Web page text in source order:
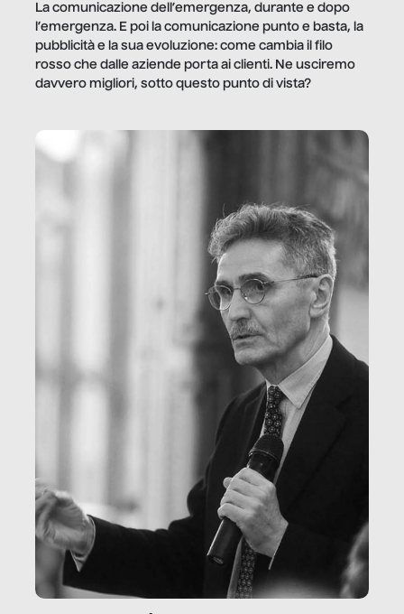
La comunicazione dell’emergenza, durante e dopo
l’emergenza. E poi la comunicazione punto e basta, la
pubblicità e la sua evoluzione: come cambia il filo
rosso che dalle aziende porta ai clienti. Ne usciremo
davvero migliori, sotto questo punto di vista?